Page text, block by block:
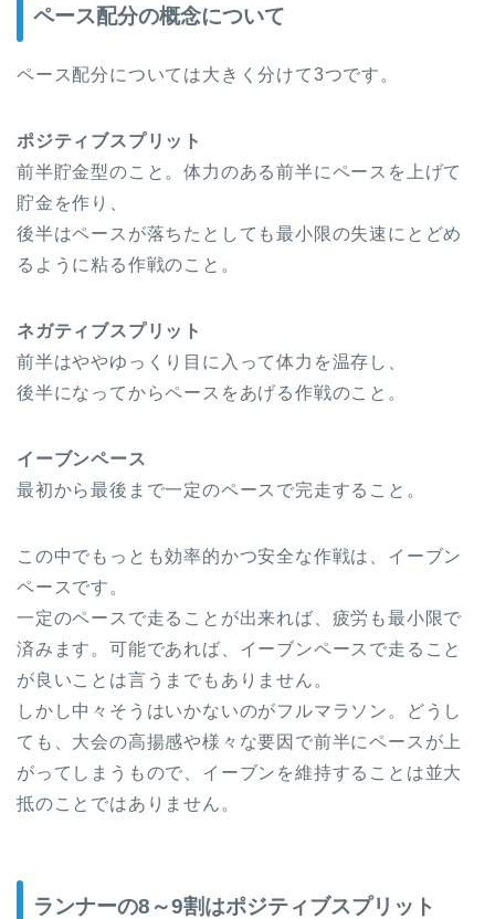
ペース配分の概念について
ペース配分については大きく分けて3つです。
ポジティブスプリット
前半貯金型のこと。体力のある前半にペースを上げて
貯金を作り、
後半はペースが落ちたとしても最小限の失速にとどめ
るように粘る作戦のこと。
ネガティブスプリット
前半はややゆっくり目に入って体力を温存し、
後半になってからペースをあげる作戦のこと。
イーブンペース
最初から最後まで一定のペースで完走すること。
この中でもっとも効率的かつ安全な作戦は、イーブン
ペースです。
一定のペースで走ることが出来れば、疲労も最小限で
済みます。可能であれば、イーブンペースで走ること
が良いことは言うまでもありません。
しかし中々そうはいかないのがフルマラソン。どうし
ても、大会の高揚感や様々な要因で前半にペースが上
がってしまうもので、イーブンを維持することは並大
抵のことではありません。
ランナーの8～9割はポジティブスプリット